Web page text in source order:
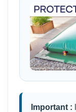
Important :